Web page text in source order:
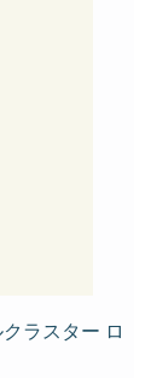
ラスター ロ